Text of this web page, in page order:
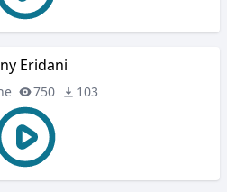
Eridani
750 103